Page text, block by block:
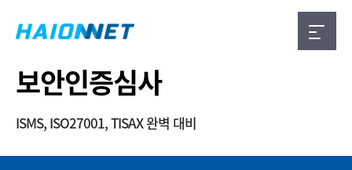
보안인증심사
ISMS, ISO27001, TISAX 완벽 대비